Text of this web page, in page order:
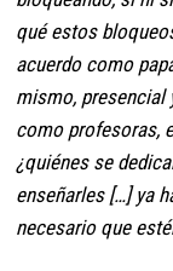
qué estos
acuerdo como
mismo, presencial
como profesoras,
¿quiénes se
enseñarles […] ya
necesario que